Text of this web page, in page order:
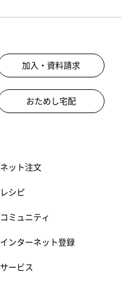
加入・資料請求
おためし宅配
ネット注文
レシピ
コミュニティ
インターネット登録
サービス